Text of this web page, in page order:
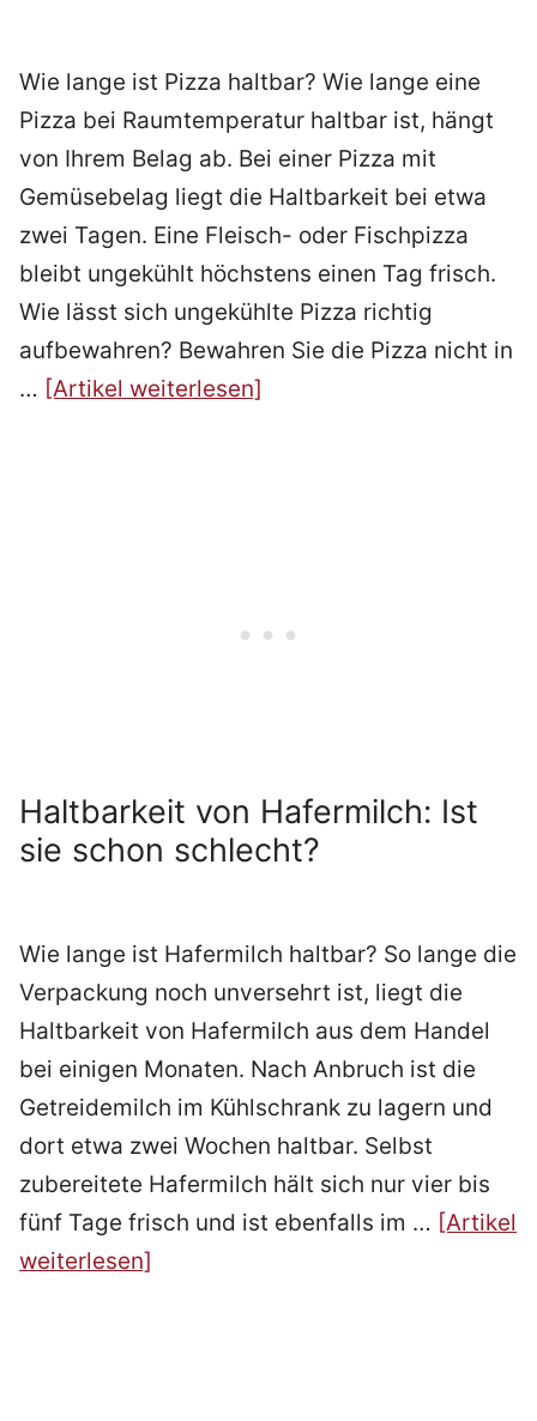
Wie lange ist Pizza haltbar? Wie lange eine
Pizza bei Raumtemperatur haltbar ist, hängt
von Ihrem Belag ab. Bei einer Pizza mit
Gemüsebelag liegt die Haltbarkeit bei etwa
zwei Tagen. Eine Fleisch- oder Fischpizza
bleibt ungekühlt höchstens einen Tag frisch.
Wie lässt sich ungekühlte Pizza richtig
aufbewahren? Bewahren Sie die Pizza nicht in
… [Artikel weiterlesen]
Haltbarkeit von Hafermilch: Ist
sie schon schlecht?
Wie lange ist Hafermilch haltbar? So lange die
Verpackung noch unversehrt ist, liegt die
Haltbarkeit von Hafermilch aus dem Handel
bei einigen Monaten. Nach Anbruch ist die
Getreidemilch im Kühlschrank zu lagern und
dort etwa zwei Wochen haltbar. Selbst
zubereitete Hafermilch hält sich nur vier bis
fünf Tage frisch und ist ebenfalls im … [Artikel
weiterlesen]